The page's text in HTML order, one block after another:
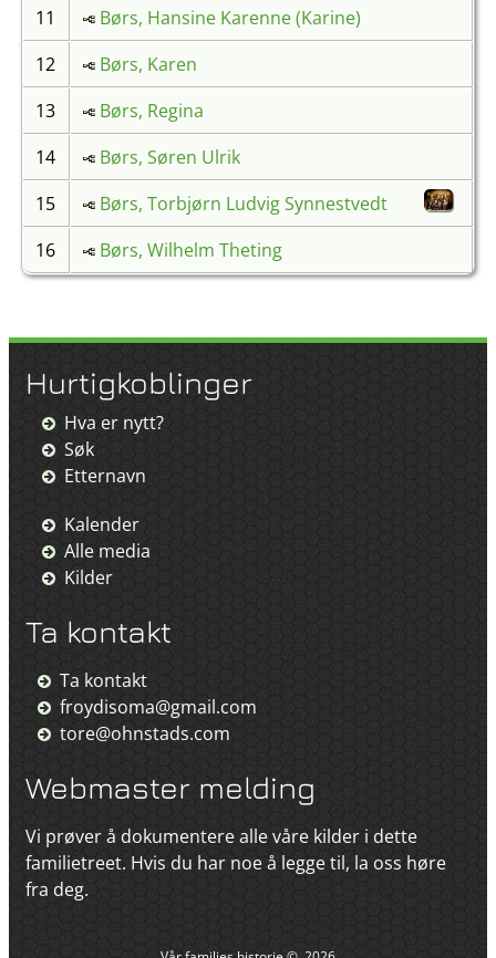
11
Børs, Hansine Karenne (Karine)
12
Børs, Karen
13
Børs, Regina
14
Børs, Søren Ulrik
15
Børs, Torbjørn Ludvig Synnestvedt
16
Børs, Wilhelm Theting
Hurtigkoblinger
Hva er nytt?
Søk
Etternavn
Kalender
Alle media
Kilder
Ta kontakt
Ta kontakt
froydisoma@gmail.com
tore@ohnstads.com
Webmaster melding
Vi prøver å dokumentere alle våre kilder i dette
familietreet. Hvis du har noe å legge til, la oss høre
fra deg.